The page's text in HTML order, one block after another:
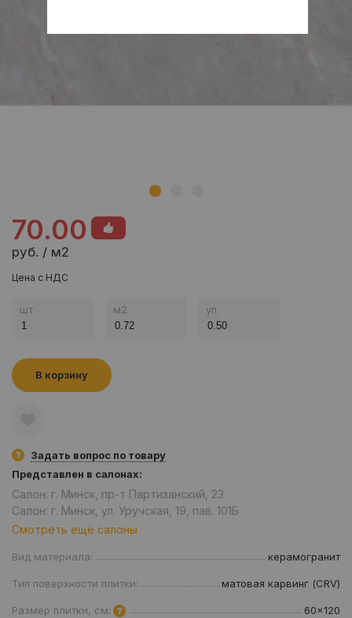
70.00
руб. / м2
Цена с НДС
шт. м2 уп.
В корзину
Задать вопрос по товару
Представлен в салонах:
Салон: г. Минск, пр-т Партизанский, 23
Салон: г. Минск, ул. Уручская, 19, пав. 101Б
Смотреть ещё салоны
Вид материала: керамогранит
Тип поверхности плитки: матовая карвинг (CRV)
Размер плитки, см: 60x120